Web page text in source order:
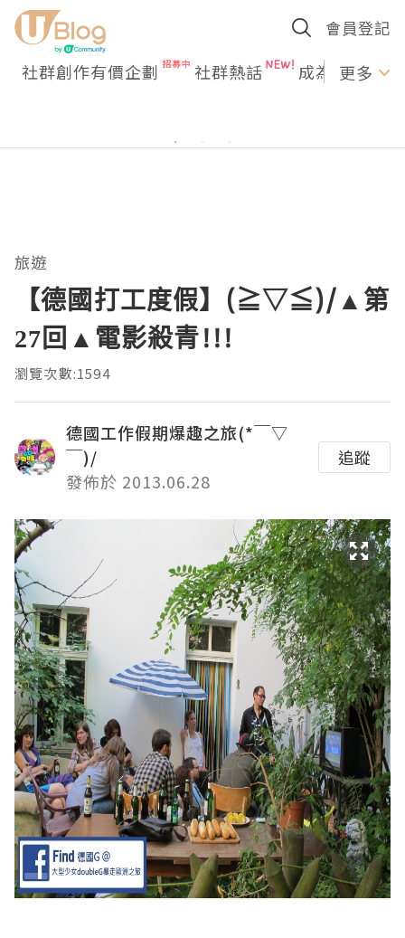
會員登記
社群創作有價企劃 社群熱話 成為U更多
旅遊
【德國打工度假】(≧▽≦)/▲第
27回▲電影殺青!!!
瀏覽次數:1594
德國工作假期爆趣之旅(*￣▽
￣)/
發佈於 2013.06.28
追蹤